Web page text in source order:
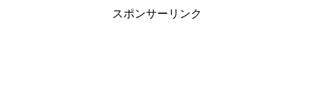
スポンサーリンク